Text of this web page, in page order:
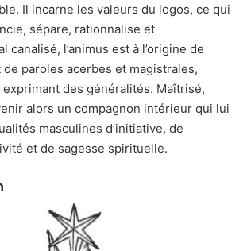
Il incarne les valeurs du logos, ce qui
sépare, rationnalise et
canalisé, l’animus est à l’origine de
paroles acerbes et magistrales,
des généralités. Maîtrisé,
alors un compagnon intérieur qui lui
masculines d’initiative, de
et de sagesse spirituelle.